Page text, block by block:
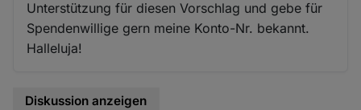
Unterstützung für diesen Vorschlag und gebe für
Spendenwillige gern meine Konto-Nr. bekannt.
Halleluja!
Diskussion anzeigen